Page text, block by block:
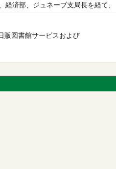
経済部、ジュネーブ支局長を経て
販図書館サービスおよび